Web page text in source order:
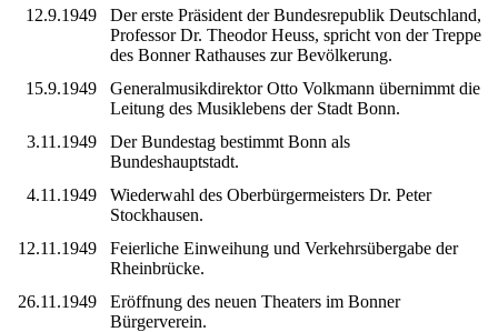
12.9.1949
Der erste Präsident der Bundesrepublik Deutschland,
Professor Dr. Theodor Heuss, spricht von der Treppe
des Bonner Rathauses zur Bevölkerung.
15.9.1949
Generalmusikdirektor Otto Volkmann übernimmt die
Leitung des Musiklebens der Stadt Bonn.
3.11.1949
Der Bundestag bestimmt Bonn als
Bundeshauptstadt.
4.11.1949
Wiederwahl des Oberbürgermeisters Dr. Peter
Stockhausen.
12.11.1949
Feierliche Einweihung und Verkehrsübergabe der
Rheinbrücke.
26.11.1949
Eröffnung des neuen Theaters im Bonner
Bürgerverein.